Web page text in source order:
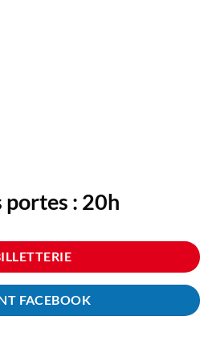
: 20h
FACEBOOK